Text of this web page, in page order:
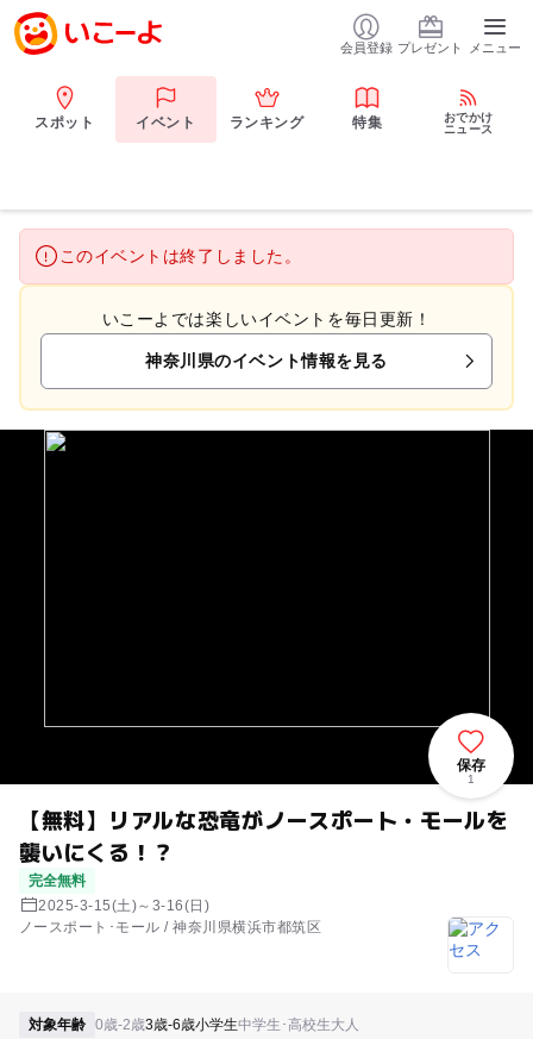
会員登録 プレゼント メニュー
スポット イベント ランキング 特集
おでかけ
ニュース
このイベントは終了しました。
いこーよでは楽しいイベントを毎日更新！
神奈川県のイベント情報を見る
【無料】リアルな恐竜がノースポート・モールを
襲いにくる！？
完全無料
2025-3-15(土)～3-16(日)
ノースポート･モール / 神奈川県横浜市都筑区
保存
1
対象年齢 0歳-2歳3歳-6歳小学生中学生･高校生大人